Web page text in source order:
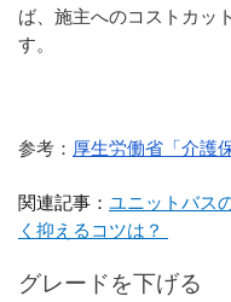
ば、施主へのコストカッ
す。
参考： 厚生労働省「介護
関連記事： ユニットバス
く抑えるコツは？
グレードを下げる